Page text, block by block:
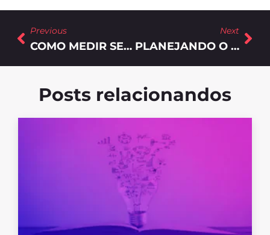
Previous
COMO MEDIR SEUS RESULTADOS NO MARKETING DIGITAL
Next
PLANEJANDO O MARKETING DE DIGITAL DA SUA EMPRESA
Posts relacionandos